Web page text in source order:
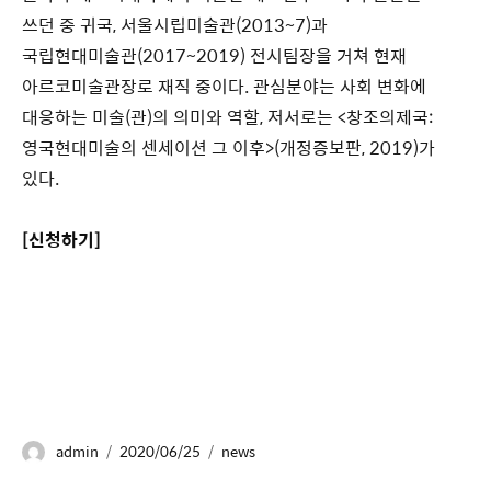
쓰던 중 귀국, 서울시립미술관(2013~7)과
국립현대미술관(2017~2019) 전시팀장을 거쳐 현재
아르코미술관장로 재직 중이다. 관심분야는 사회 변화에
대응하는 미술(관)의 의미와 역할, 저서로는 <창조의제국:
영국현대미술의 센세이션 그 이후>(개정증보판, 2019)가
있다.
[신청하기]
admin 2020/06/25 news